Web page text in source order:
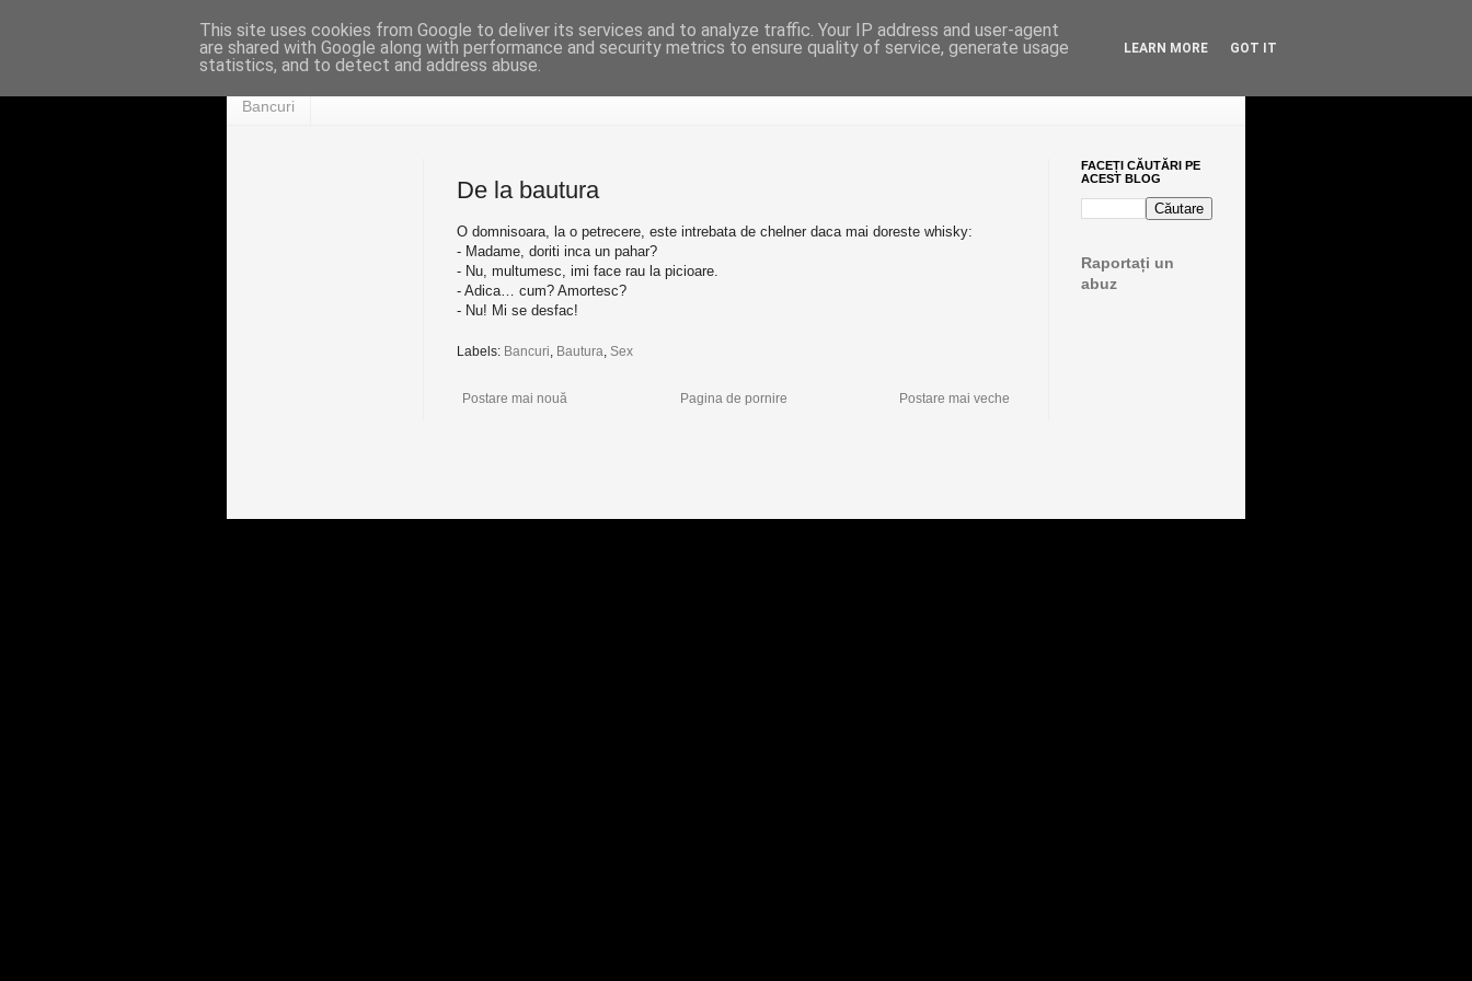
Bancuri
Bancuri, glume si alte texte amuzante
Bancuri
De la bautura
O domnisoara, la o petrecere, este intrebata de chelner daca mai doreste whisky:
- Madame, doriti inca un pahar?
- Nu, multumesc, imi face rau la picioare.
- Adica… cum? Amortesc?
- Nu! Mi se desfac!
Labels: Bancuri, Bautura, Sex
Postare mai nouă Postare mai veche
Pagina de pornire
FACEȚI CĂUTĂRI PE
ACEST BLOG
Raportați un
abuz
This site uses cookies from Google to deliver its services and to analyze traffic. Your IP address and user-agent
are shared with Google along with performance and security metrics to ensure quality of service, generate usage
statistics, and to detect and address abuse.
LEARN MORE GOT IT